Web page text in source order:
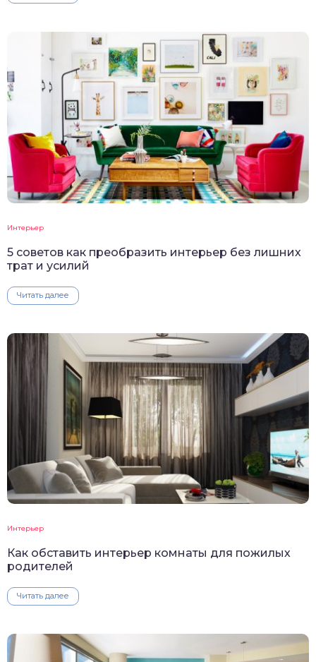
Интерьер
5 советов как преобразить интерьер без лишних
трат и усилий
Читать далее
Интерьер
Как обставить интерьер комнаты для пожилых
родителей
Читать далее